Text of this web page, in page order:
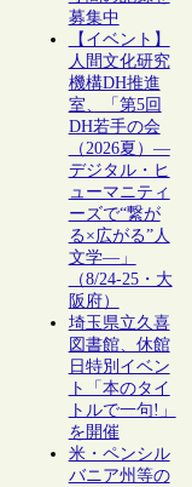
募集中
【イベント】
人間文化研究
機構DH推進
室、「第5回
DH若手の会
（2026夏）―
デジタル・ヒ
ューマニティ
ーズで“繋が
る×広がる”人
文学―」
（8/24-25・大
阪府）
埼玉県立久喜
図書館、休館
日特別イベン
ト「本のタイ
トルで一句!」
を開催
米・ペンシル
バニア州等の